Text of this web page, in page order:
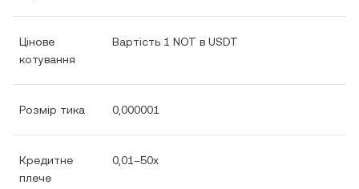
Цінове
котування
Вартість 1 NOT в USDT
Розмір тика 0,000001
Кредитне
плече
0,01–50x